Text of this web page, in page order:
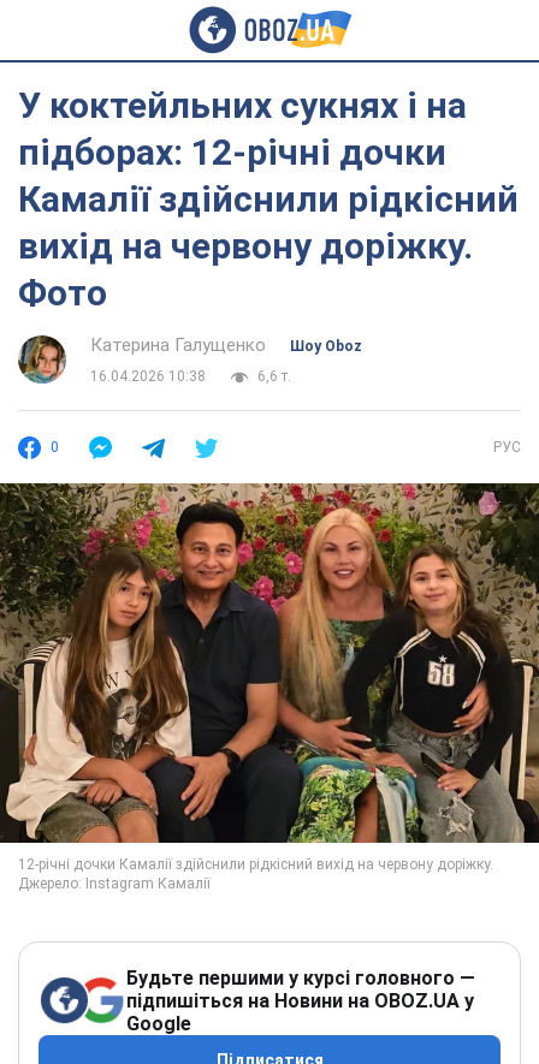
У коктейльних сукнях і на
підборах: 12-річні дочки
Камалії здійснили рідкісний
вихід на червону доріжку.
Фото
Катерина Галущенко
Шоу Oboz
16.04.2026 10:38
6,6 т.
0 РУС
Будьте першими у курсі головного —
підпишіться на Новини на OBOZ.UA у
Google
Підписатися